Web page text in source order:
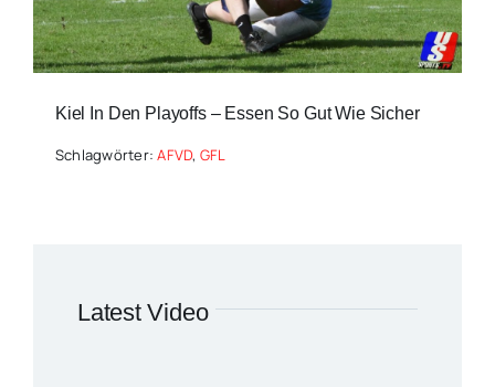
Kiel In Den Playoffs – Essen So Gut Wie Sicher
Schlagwörter:AFVD, GFL
Latest Video